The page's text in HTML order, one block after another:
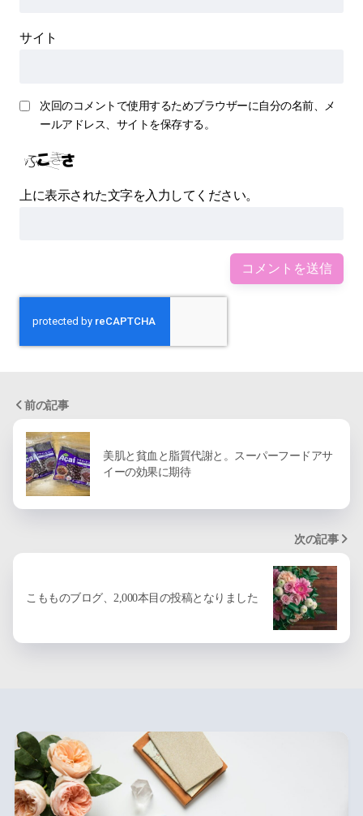
サイト
次回のコメントで使用するためブラウザーに自分の名前、メ
ールアドレス、サイトを保存する。
上に表示された文字を入力してください。
前の記事
美肌と貧血と脂質代謝と。スーパーフードアサ
イーの効果に期待
次の記事
こもものブログ、2,000本目の投稿となりました